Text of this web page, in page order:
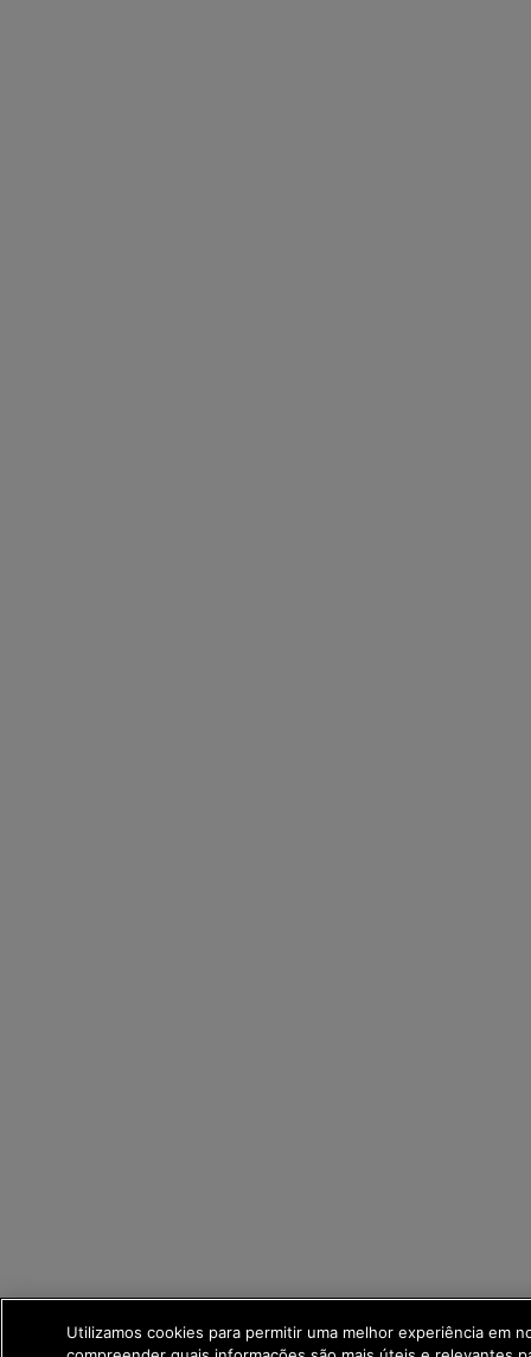
Utilizamos cookies para permitir uma melhor experiência em